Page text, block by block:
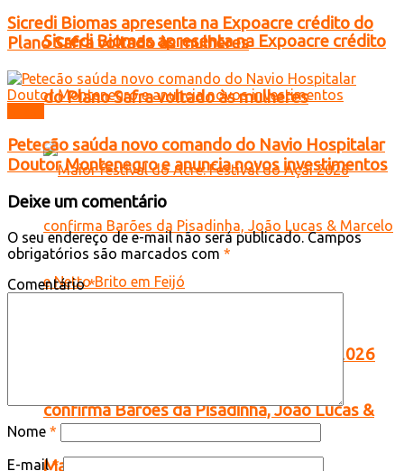
Sicredi Biomas apresenta na Expoacre crédito
do Plano Safra voltado às mulheres
Maior festival do Acre: Festival do Açaí 2026
confirma Barões da Pisadinha, João Lucas &
Marcelo e Netto Brito em Feijó
Sicredi Biomas apresenta na Expoacre crédito do
Plano Safra voltado às mulheres
Petecão saúda novo comando do Navio Hospitalar
Doutor Montenegro e anuncia novos investimentos
Deixe um comentário
O seu endereço de e-mail não será publicado. Campos
obrigatórios são marcados com *
Comentário*
Nome *
E-mail*